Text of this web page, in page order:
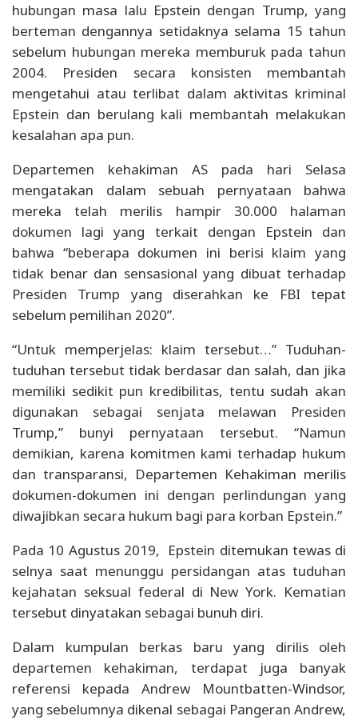
hubungan masa lalu Epstein dengan Trump, yang
berteman dengannya setidaknya selama 15 tahun
sebelum hubungan mereka memburuk pada tahun
2004. Presiden secara konsisten membantah
mengetahui atau terlibat dalam aktivitas kriminal
Epstein dan berulang kali membantah melakukan
kesalahan apa pun.
Departemen kehakiman AS pada hari Selasa
mengatakan dalam sebuah pernyataan bahwa
mereka telah merilis hampir 30.000 halaman
dokumen lagi yang terkait dengan Epstein dan
bahwa “beberapa dokumen ini berisi klaim yang
tidak benar dan sensasional yang dibuat terhadap
Presiden Trump yang diserahkan ke FBI tepat
sebelum pemilihan 2020”.
“Untuk memperjelas: klaim tersebut…” Tuduhan-
tuduhan tersebut tidak berdasar dan salah, dan jika
memiliki sedikit pun kredibilitas, tentu sudah akan
digunakan sebagai senjata melawan Presiden
Trump,” bunyi pernyataan tersebut. “Namun
demikian, karena komitmen kami terhadap hukum
dan transparansi, Departemen Kehakiman merilis
dokumen-dokumen ini dengan perlindungan yang
diwajibkan secara hukum bagi para korban Epstein.”
Pada 10 Agustus 2019, Epstein ditemukan tewas di
selnya saat menunggu persidangan atas tuduhan
kejahatan seksual federal di New York. Kematian
tersebut dinyatakan sebagai bunuh diri.
Dalam kumpulan berkas baru yang dirilis oleh
departemen kehakiman, terdapat juga banyak
referensi kepada Andrew Mountbatten-Windsor,
yang sebelumnya dikenal sebagai Pangeran Andrew,